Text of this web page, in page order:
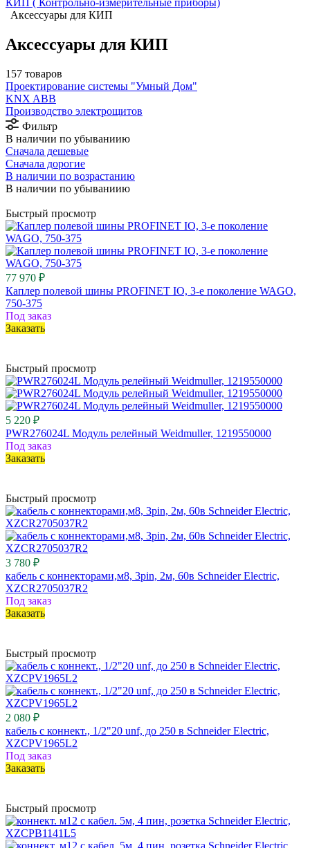
КИП ( Контрольно-измерительные приборы)
Аксессуары для КИП
Аксессуары для КИП
157 товаров
Проектирование системы "Умный Дом"
⁠KNX ABB
Производство электрощитов
Фильтр
В наличии по убываниию
Сначала дешевые
Сначала дорогие
В наличии по возрастанию
В наличии по убываниию
Быстрый просмотр
77 970 ₽
Каплер полевой шины PROFINET IO, 3-е поколение WAGO,
750-375
Под заказ
Заказать
Быстрый просмотр
5 220 ₽
PWR276024L Модуль релейный Weidmuller, 1219550000
Под заказ
Заказать
Быстрый просмотр
3 780 ₽
кабель с коннекторами,м8, 3pin, 2м, 60в Schneider Electric,
XZCR2705037R2
Под заказ
Заказать
Быстрый просмотр
2 080 ₽
кабель с коннект., 1/2"20 unf, до 250 в Schneider Electric,
XZCPV1965L2
Под заказ
Заказать
Быстрый просмотр